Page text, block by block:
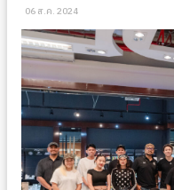
06 ส.ค. 2024